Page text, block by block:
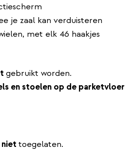
je zaal kan verduisteren
met elk 46 haakjes
gebruikt worden.
en stoelen op de parketvloer
niet toegelaten.